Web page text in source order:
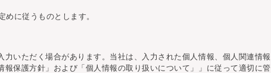
めに従うものとします。
いただく場合があります。当社は、入力された個人情報、個人関連情報
保護方針」および「個人情報の取り扱いについて」」に従って適切に管